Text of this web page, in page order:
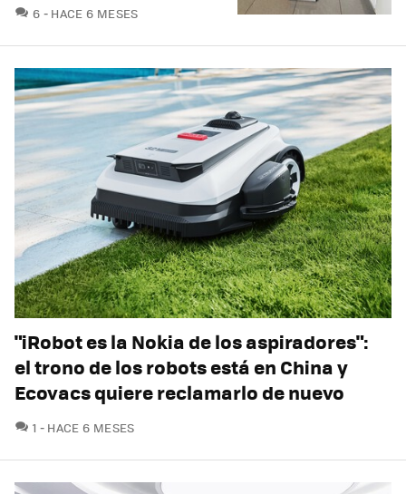
6 COMENTARIOS
HACE 6 MESES
"iRobot es la Nokia de los aspiradores":
el trono de los robots está en China y
Ecovacs quiere reclamarlo de nuevo
1 COMENTARIOS
HACE 6 MESES